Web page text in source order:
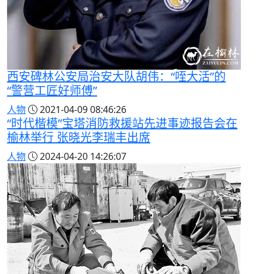
西安碑林公安局治安大队胡伟：“咥大活”的
“警营工匠好师傅”
人物 2021-04-09 08:46:26
“时代楷模”宝塔消防救援站先进事迹报告会在
榆林举行 张晓光李瑞丰出席
人物 2024-04-20 14:26:07